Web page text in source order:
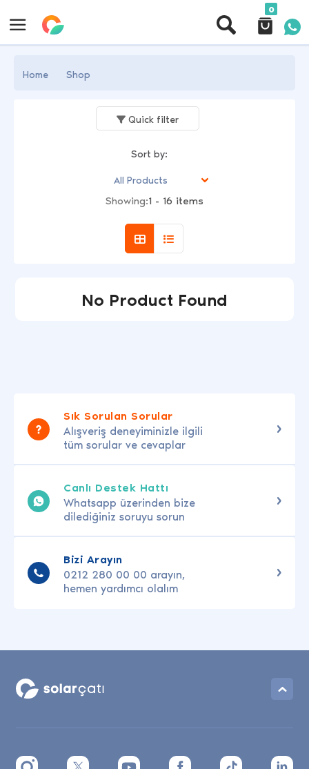
0
Home Shop
Quick filter
Sort by:
Showing:1 - 16 items
No Product Found
Sık Sorulan Sorular
Alışveriş deneyiminizle ilgili
tüm sorular ve cevaplar
Canlı Destek Hattı
Whatsapp üzerinden bize
dilediğiniz soruyu sorun
Bizi Arayın
0212 280 00 00 arayın,
hemen yardımcı olalım